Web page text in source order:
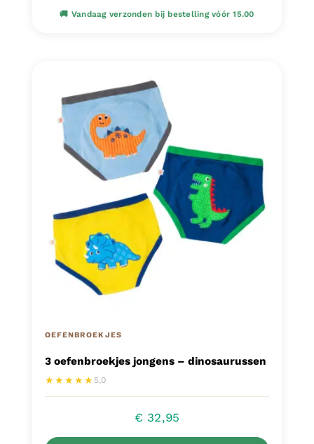
€ 37,95.€ 32,95.
OEFENBROEKJES
3 oefenbroekjes jongens – dinosaurussen
★★★★★ 5,0
€ 32,95